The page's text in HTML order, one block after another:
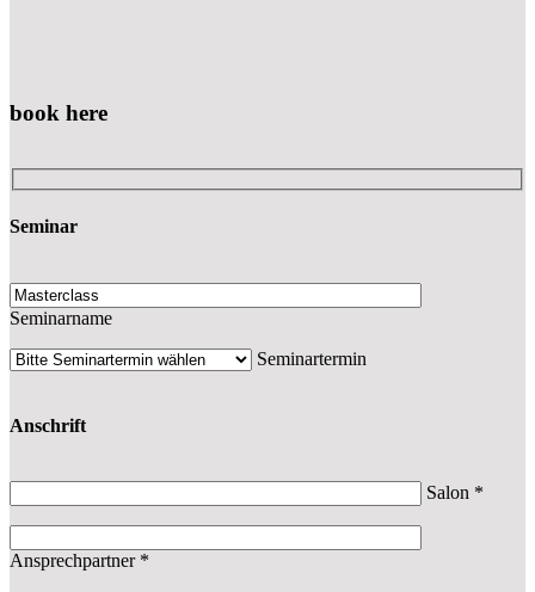
book here
Seminar
Seminarname
Seminartermin
Anschrift
Salon *
Ansprechpartner *